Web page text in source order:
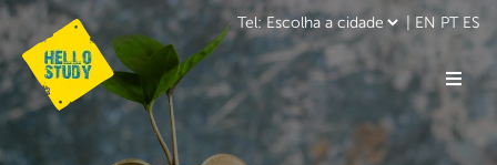
| EN PT ES